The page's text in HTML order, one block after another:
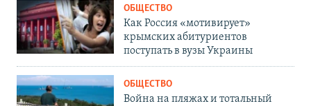
ОБЩЕСТВО
Как Россия «мотивирует»
крымских абитуриентов
поступать в вузы Украины
ОБЩЕСТВО
Война на пляжах и тотальный